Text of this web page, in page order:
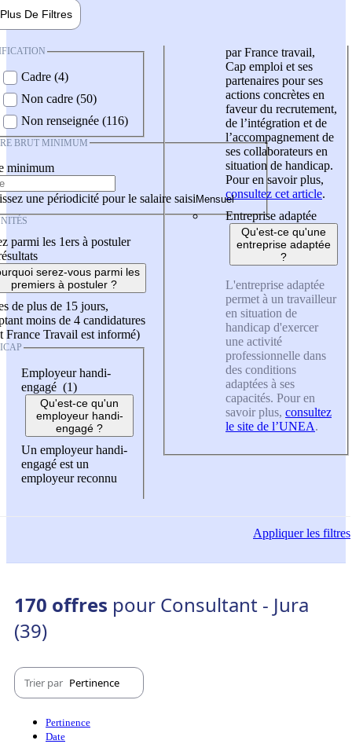
Plus De Filtres
Cadre (4)
Non cadre (50)
Non renseignée (116)
BRUT MINIMUM
minimum
une périodicité pour le salaire saisi
parmi les 1ers à postuler
serez-vous parmi les
premiers à postuler ?
de plus de 15 jours,
moins de 4 candidatures
France Travail est informé)
Employeur handi-
engagé (1)
Qu'est-ce qu'un
employeur handi-
engagé ?
Un employeur handi-
engagé est un
employeur reconnu
par France travail,
Cap emploi et ses
partenaires pour ses
actions concrètes en
faveur du recrutement,
de l’intégration et de
l’accompagnement de
ses collaborateurs en
situation de handicap.
Pour en savoir plus,
consultez cet article.
Entreprise adaptée
Qu'est-ce qu'une
entreprise adaptée
?
L'entreprise adaptée
permet à un travailleur
en situation de
handicap d'exercer
une activité
professionnelle dans
des conditions
adaptées à ses
capacités. Pour en
savoir plus, consultez
le site de l’UNEA.
Appliquerles filtres
170 offres pour Consultant - Jura
(39)
Trier par Pertinence
Pertinence
Date